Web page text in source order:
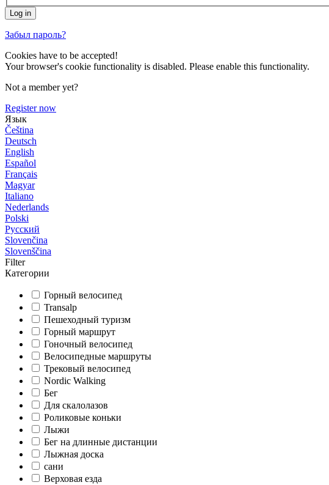
Забыл пароль?
Cookies have to be accepted!
Your browser's cookie functionality is disabled. Please enable this functionality.
Not a member yet?
Register now
Язык
Čeština
Deutsch
English
Español
Français
Magyar
Italiano
Nederlands
Polski
Русский
Slovenčina
Slovenščina
Filter
Категории
Горный велосипед
Transalp
Пешеходный туризм
Горный маршрут
Гоночный велосипед
Велосипедные маршруты
Трековый велосипед
Nordic Walking
Бег
Для скалолазов
Роликовые коньки
Лыжи
Бег на длинные дистанции
Лыжная доска
сани
Верховая езда